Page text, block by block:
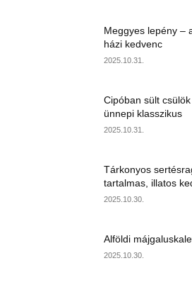
Meggyes lepény –
házi kedvenc
2025.10.31.
Cipóban sült
ünnepi klasszikus
2025.10.31.
Tárkonyos
tartalmas, illatos
2025.10.30.
Alföldi
2025.10.30.